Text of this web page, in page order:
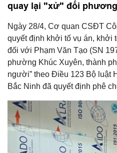
quay lại "xử" đối
Ngày 28/4, Cơ quan CSĐT
quyết định khởi tố vụ án, khởi
đối với Phạm Văn Tạo (SN
phường Khúc Xuyên, thành
người” theo Điều 123 Bộ luật
Bắc Ninh đã quyết định phê